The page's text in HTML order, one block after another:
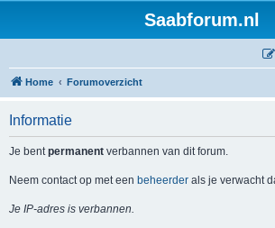
Saabforum.nl
Home Forumoverzicht
Informatie
Je bentpermanent verbannen van dit forum.
Neem contact op met een beheerder als je verwacht
Je IP-adres is verbannen.